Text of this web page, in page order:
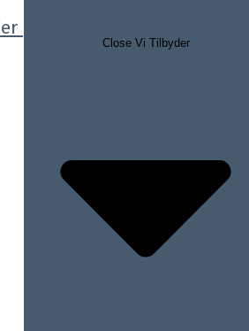
Close Vi Tilbyder